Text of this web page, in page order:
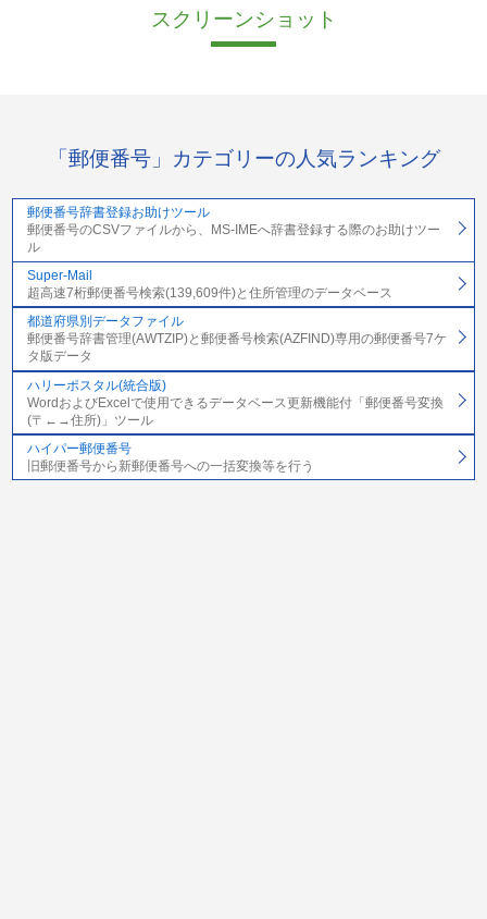
スクリーンショット
「郵便番号」カテゴリーの人気ランキング
郵便番号辞書登録お助けツール
郵便番号のCSVファイルから、MS-IMEへ辞書登録する際のお助けツー
ル
Super-Mail
超高速7桁郵便番号検索(139,609件)と住所管理のデータベース
都道府県別データファイル
郵便番号辞書管理(AWTZIP)と郵便番号検索(AZFIND)専用の郵便番号7ケ
タ版データ
ハリーポスタル(統合版)
WordおよびExcelで使用できるデータベース更新機能付「郵便番号変換
(〒←→住所)」ツール
ハイパー郵便番号
旧郵便番号から新郵便番号への一括変換等を行う